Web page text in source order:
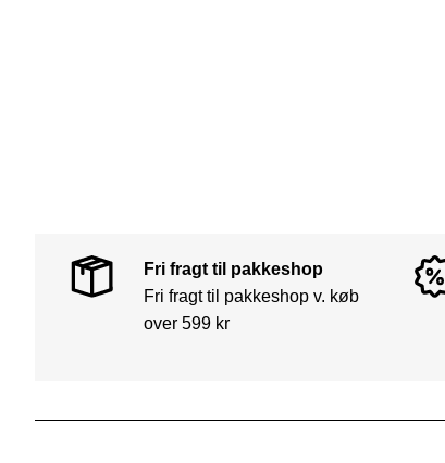
Fri fragt til pakkeshop
Fri fragt til pakkeshop v. køb
over 599 kr